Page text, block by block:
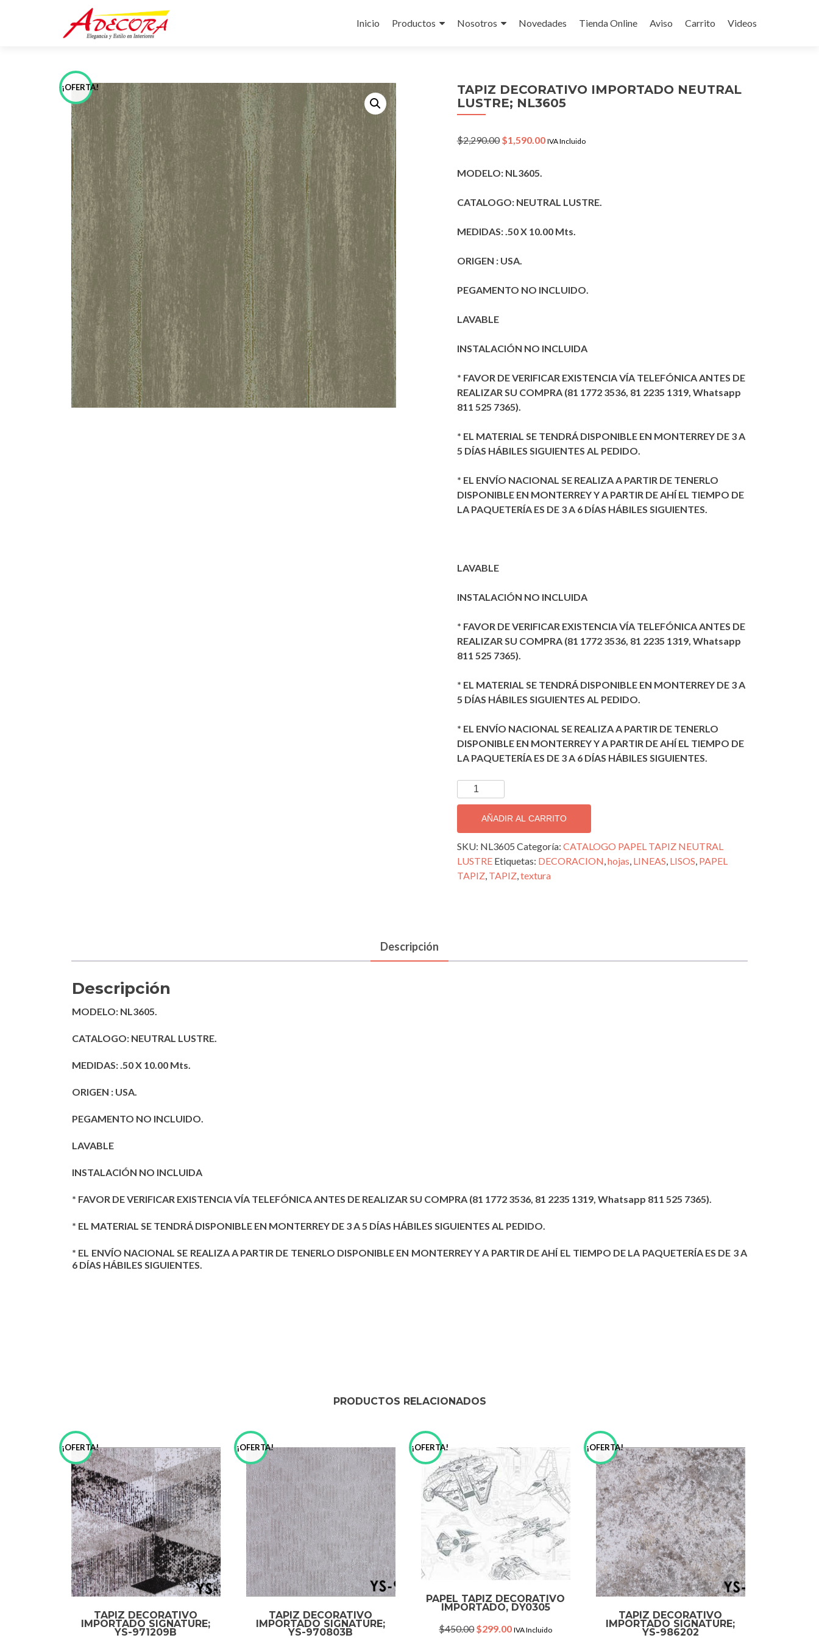
to
Inicio Productos Nosotros Novedades Tienda Online Aviso Carrito Videos
¡OFERTA!
TAPIZ DECORATIVO IMPORTADO NEUTRAL
LUSTRE; NL3605
$2,290.00 Original
$2,290.00.
$1,590.00Current
IVA Incluido
MODELO: NL3605.
CATALOGO: NEUTRAL LUSTRE.
MEDIDAS: .50 X 10.00 Mts.
ORIGEN : USA.
PEGAMENTO NO INCLUIDO.
LAVABLE
INSTALACIÓN NO INCLUIDA
* FAVOR DE VERIFICAR EXISTENCIA VÍA TELEFÓNICA ANTES DE
REALIZAR SU COMPRA (81 1772 3536, 81 2235 1319, Whatsapp
811 525 7365).
* EL MATERIAL SE TENDRÁ DISPONIBLE EN MONTERREY DE 3 A
5 DÍAS HÁBILES SIGUIENTES AL PEDIDO.
* EL ENVÍO NACIONAL SE REALIZA A PARTIR DE TENERLO
DISPONIBLE EN MONTERREY Y A PARTIR DE AHÍ EL TIEMPO DE
LA PAQUETERÍA ES DE 3 A 6 DÍAS HÁBILES SIGUIENTES.
LAVABLE
INSTALACIÓN NO INCLUIDA
* FAVOR DE VERIFICAR EXISTENCIA VÍA TELEFÓNICA ANTES DE
REALIZAR SU COMPRA (81 1772 3536, 81 2235 1319, Whatsapp
811 525 7365).
* EL MATERIAL SE TENDRÁ DISPONIBLE EN MONTERREY DE 3 A
5 DÍAS HÁBILES SIGUIENTES AL PEDIDO.
* EL ENVÍO NACIONAL SE REALIZA A PARTIR DE TENERLO
DISPONIBLE EN MONTERREY Y A PARTIR DE AHÍ EL TIEMPO DE
LA PAQUETERÍA ES DE 3 A 6 DÍAS HÁBILES SIGUIENTES.
TAPIZ
DECORATIVO
IMPORTADO
NEUTRAL
LUSTRE;
NL3605
cantidad
AÑADIR AL CARRITO
SKU: NL3605 Categoría: CATALOGO PAPEL TAPIZ NEUTRAL
LUSTRE Etiquetas: DECORACION,hojas, LINEAS, LISOS, PAPEL
TAPIZ, TAPIZ,textura
Descripción
Descripción
MODELO: NL3605.
CATALOGO: NEUTRAL LUSTRE.
MEDIDAS: .50 X 10.00 Mts.
ORIGEN : USA.
PEGAMENTO NO INCLUIDO.
LAVABLE
INSTALACIÓN NO INCLUIDA
* FAVOR DE VERIFICAR EXISTENCIA VÍA TELEFÓNICA ANTES DE REALIZAR SU COMPRA (81 1772 3536, 81 2235 1319, Whatsapp 811 525 7365).
* EL MATERIAL SE TENDRÁ DISPONIBLE EN MONTERREY DE 3 A 5 DÍAS HÁBILES SIGUIENTES AL PEDIDO.
* EL ENVÍO NACIONAL SE REALIZA A PARTIR DE TENERLO DISPONIBLE EN MONTERREY Y A PARTIR DE AHÍ EL TIEMPO DE LA PAQUETERÍA ES DE 3 A
6 DÍAS HÁBILES SIGUIENTES.
PRODUCTOS RELACIONADOS
¡OFERTA!
TAPIZ DECORATIVO
IMPORTADO SIGNATURE;
YS-971209B
¡OFERTA!
TAPIZ DECORATIVO
IMPORTADO SIGNATURE;
YS-970803B
¡OFERTA!
PAPEL TAPIZ DECORATIVO
IMPORTADO, DY0305
$450.00Original
$299.00Current
IVA Incluido
¡OFERTA!
TAPIZ DECORATIVO
IMPORTADO SIGNATURE;
YS-986202